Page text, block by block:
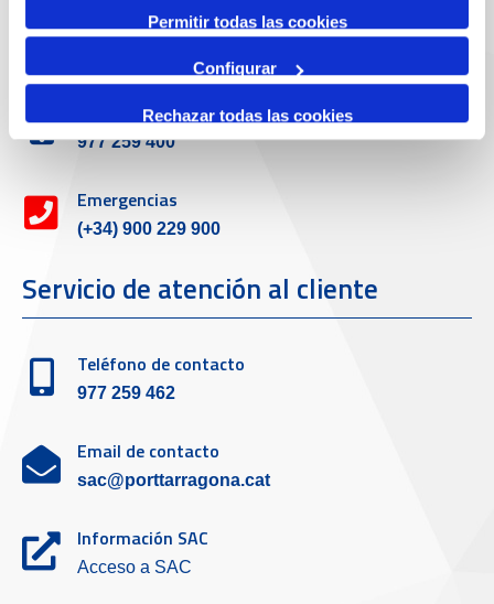
Permitir todas las cookies
Configurar
Rechazar todas las cookies
Dirección
Teléfono de contacto
977 259 400
Emergencias
(+34) 900 229 900
Servicio de atención al cliente
Teléfono de contacto
977 259 462
Email de contacto
sac@porttarragona.cat
Información SAC
Acceso a SAC